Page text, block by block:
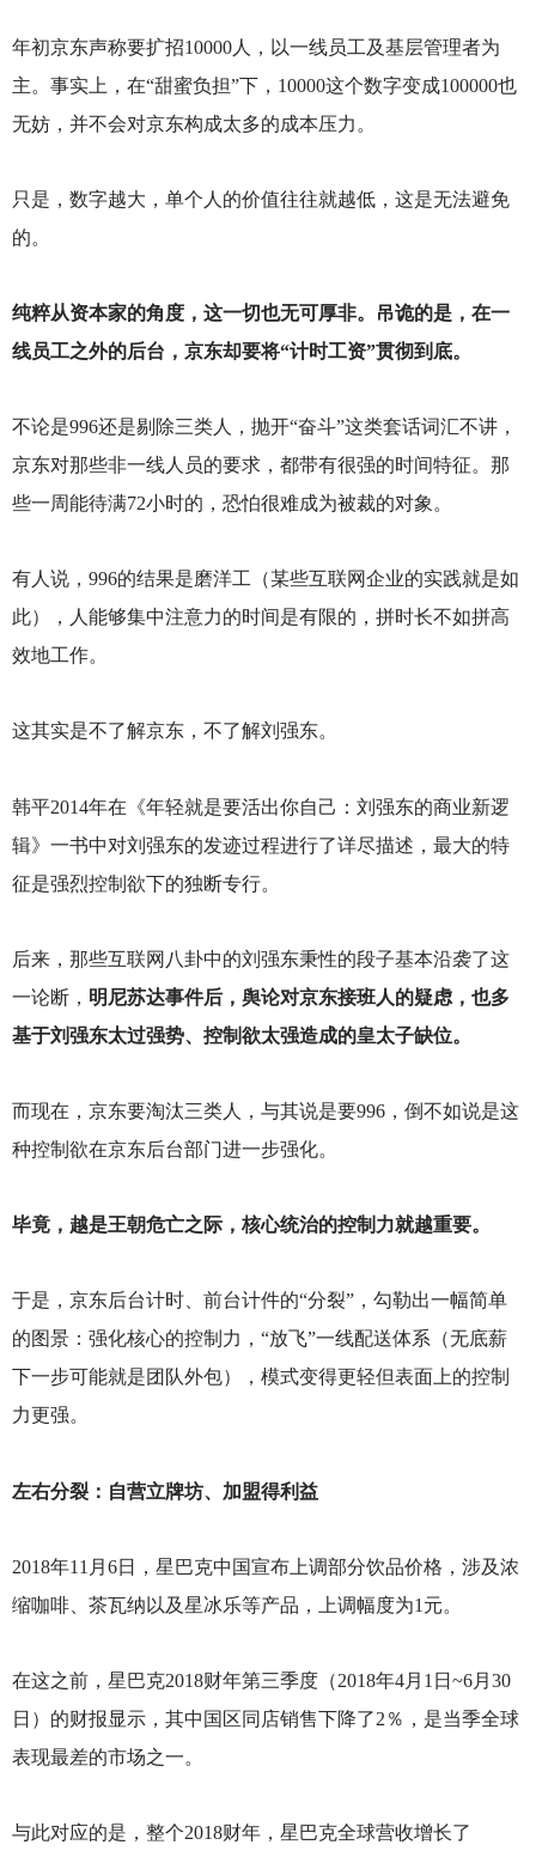
年初京东声称要扩招10000人，以一线员工及基层管理者为
主。事实上，在“甜蜜负担”下，10000这个数字变成100000也
无妨，并不会对京东构成太多的成本压力。
只是，数字越大，单个人的价值往往就越低，这是无法避免
的。
纯粹从资本家的角度，这一切也无可厚非。吊诡的是，在一
线员工之外的后台，京东却要将“计时工资”贯彻到底。
不论是996还是剔除三类人，抛开“奋斗”这类套话词汇不讲，
京东对那些非一线人员的要求，都带有很强的时间特征。那
些一周能待满72小时的，恐怕很难成为被裁的对象。
有人说，996的结果是磨洋工（某些互联网企业的实践就是如
此），人能够集中注意力的时间是有限的，拼时长不如拼高
效地工作。
这其实是不了解京东，不了解刘强东。
韩平2014年在《年轻就是要活出你自己：刘强东的商业新逻
辑》一书中对刘强东的发迹过程进行了详尽描述，最大的特
征是强烈控制欲下的独断专行。
后来，那些互联网八卦中的刘强东秉性的段子基本沿袭了这
一论断， 明尼苏达事件后，舆论对京东接班人的疑虑，也多
基于刘强东太过强势、控制欲太强造成的皇太子缺位。
而现在，京东要淘汰三类人，与其说是要996，倒不如说是这
种控制欲在京东后台部门进一步强化。
毕竟，越是王朝危亡之际，核心统治的控制力就越重要。
于是，京东后台计时、前台计件的“分裂”，勾勒出一幅简单
的图景：强化核心的控制力，“放飞”一线配送体系（无底薪
下一步可能就是团队外包），模式变得更轻但表面上的控制
力更强。
左右分裂：自营立牌坊、加盟得利益
2018年11月6日，星巴克中国宣布上调部分饮品价格，涉及浓
缩咖啡、茶瓦纳以及星冰乐等产品，上调幅度为1元。
在这之前，星巴克2018财年第三季度（2018年4月1日~6月30
日）的财报显示，其中国区同店销售下降了2％，是当季全球
表现最差的市场之一。
与此对应的是，整个2018财年，星巴克全球营收增长了